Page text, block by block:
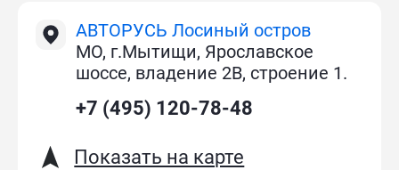
АВТОРУСЬ Лосиный остров
МО, г.Мытищи, Ярославское
шоссе, владение 2В, строение 1.
+7 (495) 120-78-48
Показать на карте